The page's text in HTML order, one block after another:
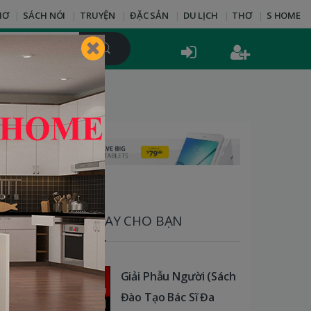
SÁCH NÓI TRUYỆN ĐẶC SẢN DU LỊCH THƠ S HOME
SÁCH HAY CHO BẠN
Giải Phẫu Người (Sách
Đào Tạo Bác Sĩ Đa